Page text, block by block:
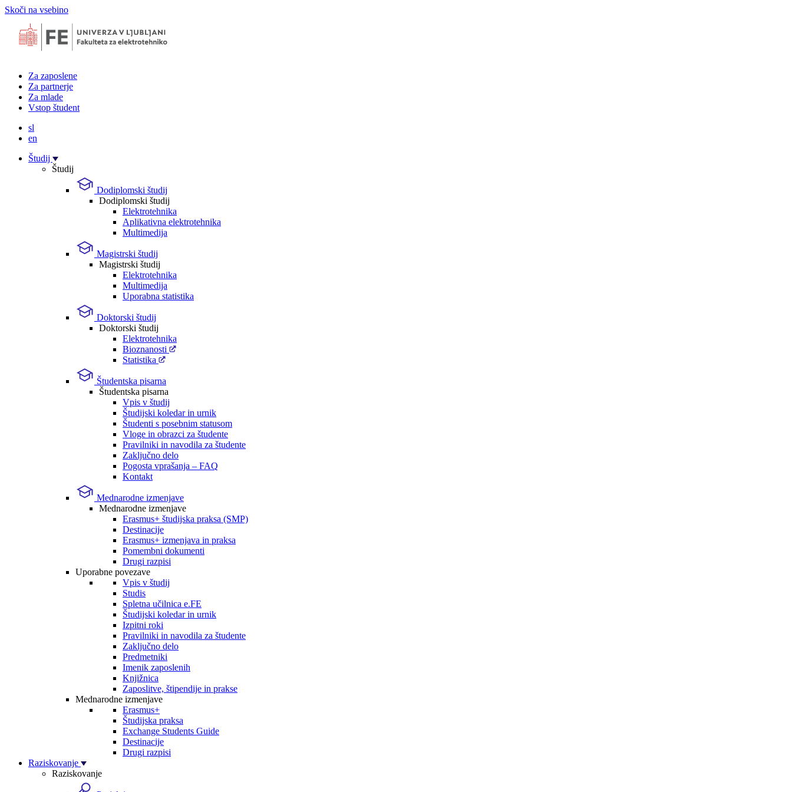
Skoči na vsebino
Za zaposlene
Za partnerje
Za mlade
Vstop študent
sl
en
Študij
Študij
Dodiplomski študij
Dodiplomski študij
Elektrotehnika
Aplikativna elektrotehnika
Multimedija
Magistrski študij
Magistrski študij
Elektrotehnika
Multimedija
Uporabna statistika
Doktorski študij
Doktorski študij
Elektrotehnika
Bioznanosti
Statistika
Študentska pisarna
Študentska pisarna
Vpis v študij
Študijski koledar in urnik
Študenti s posebnim statusom
Vloge in obrazci za študente
Pravilniki in navodila za študente
Zaključno delo
Pogosta vprašanja – FAQ
Kontakt
Mednarodne izmenjave
Mednarodne izmenjave
Erasmus+ študijska praksa (SMP)
Destinacije
Erasmus+ izmenjava in praksa
Pomembni dokumenti
Drugi razpisi
Uporabne povezave
Vpis v študij
Studis
Spletna učilnica e.FE
Študijski koledar in urnik
Izpitni roki
Pravilniki in navodila za študente
Zaključno delo
Predmetniki
Imenik zaposlenih
Knjižnica
Zaposlitve, štipendije in prakse
Mednarodne izmenjave
Erasmus+
Študijska praksa
Exchange Students Guide
Destinacije
Drugi razpisi
Raziskovanje
Raziskovanje